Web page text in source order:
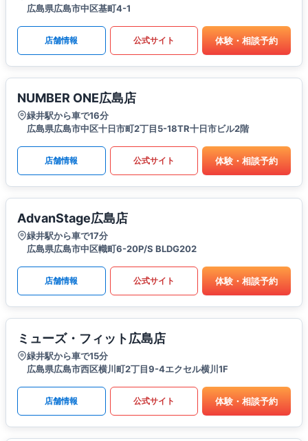
広島県広島市中区基町4-1
店舗情報 公式サイト 体験・相談予約
NUMBER ONE広島店
緑井駅から車で16分
広島県広島市中区十日市町2丁目5-18TR十日市ビル2階
店舗情報 公式サイト 体験・相談予約
AdvanStage広島店
緑井駅から車で17分
広島県広島市中区幟町6-20P/S BLDG202
店舗情報 公式サイト 体験・相談予約
ミューズ・フィット広島店
緑井駅から車で15分
広島県広島市西区横川町2丁目9-4エクセル横川1F
店舗情報 公式サイト 体験・相談予約